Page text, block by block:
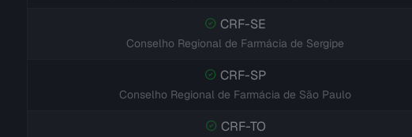
CRF-SE
Conselho Regional de Farmácia de Sergipe
CRF-SP
Conselho Regional de Farmácia de São Paulo
CRF-TO